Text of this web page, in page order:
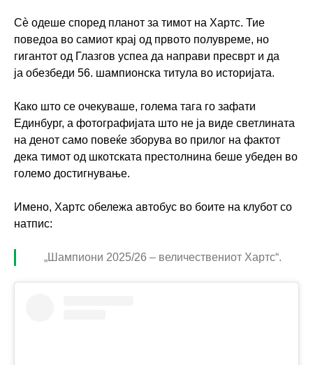
Сè одеше според планот за тимот на Хартс. Тие
поведоа во самиот крај од првото полувреме, но
гигантот од Глазгов успеа да направи пресврт и да
ја обезбеди 56. шампионска титула во историјата.
Како што се очекуваше, голема тага го зафати
Единбург, а фотографијата што не ја виде светлината
на денот само повеќе зборува во прилог на фактот
дека тимот од шкотската престолнина беше убеден во
големо достигнување.
Имено, Хартс обележа автобус во боите на клубот со
натпис:
„Шампиони 2025/26 – величествениот Хартс“.